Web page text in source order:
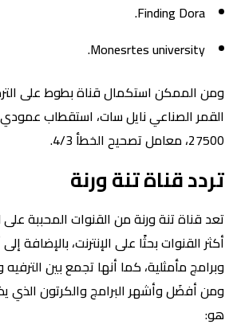
Finding Dora.
Monesrtes university.
القمر الصناعي نايل سات، استقطاب
27500، معامل تصحيح الخطأ 4/3.
تردد قناة تنة ورنة
تعد قناة تنة ورنة من القنوات المحببة
أكثر القنوات بحثًا على الإنترنت، بالإضافة
وبرامج مأمثلية، كما أنها تجمع بين الترفيه
ومن أفضَل وأشهر البرامج والكرتون الذي
هو: